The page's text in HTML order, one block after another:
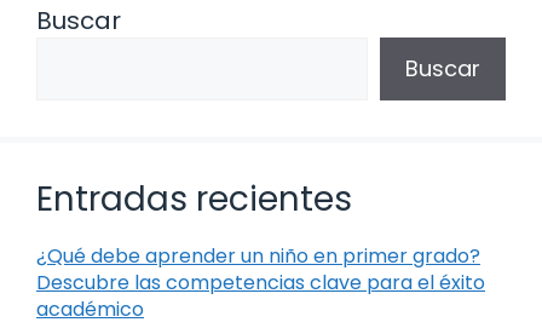
Buscar
Buscar
Entradas recientes
¿Qué debe aprender un niño en primer grado?
Descubre las competencias clave para el éxito
académico